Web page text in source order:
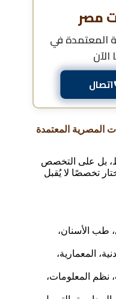
مصر
المعتمدة في
اتصال
المصرية المعتمدة
بل على التخصص
تخصصًا لا يُقبل
طب الأسنان،
المعمارية،
نظم المعلومات،